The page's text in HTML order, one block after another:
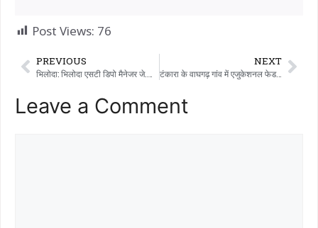
Post Views: 76
PREVIOUS NEXT
टंकारा के वाघगढ़ गांव में एजुकेशनल फेडरेशन द्वारा ड्यूटी अवेयरनेस डे और डिस्ट्रिक्ट एग्जीक्यूटिव मीटिंग का आयोजन किया गया।
Leave a Comment